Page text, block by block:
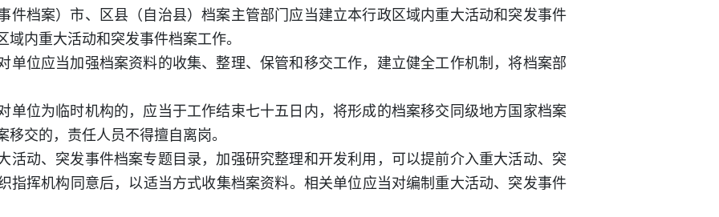
件档案）市、区县（自治县）档案主管部门应当建立本行政区域内重大活动和突发事件
内重大活动和突发事件档案工作。
单位应当加强档案资料的收集、整理、保管和移交工作，建立健全工作机制，将档案部
单位为临时机构的，应当于工作结束七十五日内，将形成的档案移交同级地方国家档案
交的，责任人员不得擅自离岗。
活动、突发事件档案专题目录，加强研究整理和开发利用，可以提前介入重大活动、突
指挥机构同意后，以适当方式收集档案资料。相关单位应当对编制重大活动、突发事件